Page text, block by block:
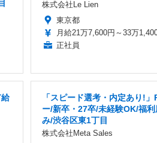
株式会社Le Lien
東京都
月給21万7,600円～33万
正社員
「スピード選考・内定あり!
ー/新卒・27卒/未経験OK/福
み/渋谷区東1丁目
株式会社Meta Sales